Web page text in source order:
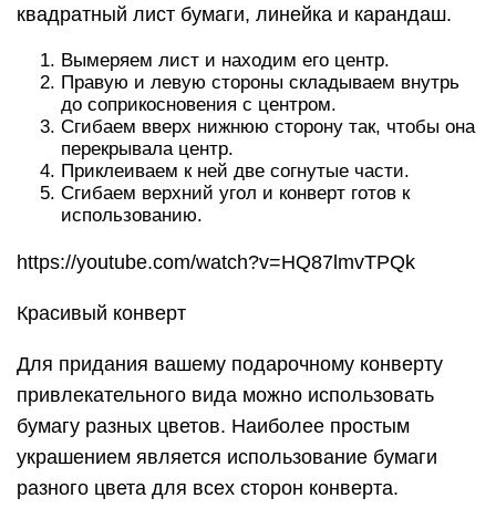
квадратный лист бумаги, линейка и карандаш.
Вымеряем лист и находим его центр.
Правую и левую стороны складываем внутрь
до соприкосновения с центром.
Сгибаем вверх нижнюю сторону так, чтобы она
перекрывала центр.
Приклеиваем к ней две согнутые части.
Сгибаем верхний угол и конверт готов к
использованию.
https://youtube.com/watch?v=HQ87lmvTPQk
Красивый конверт
Для придания вашему подарочному конверту
привлекательного вида можно использовать
бумагу разных цветов. Наиболее простым
украшением является использование бумаги
разного цвета для всех сторон конверта.